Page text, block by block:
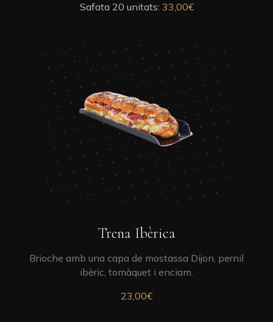
options
chosen
on
product
page
Safata 20 unitats: 33,00€
Trena Ibèrica
Brioche amb una capa de mostassa Dijon, pernil
ibèric, tomàquet i enciam.
23,00€